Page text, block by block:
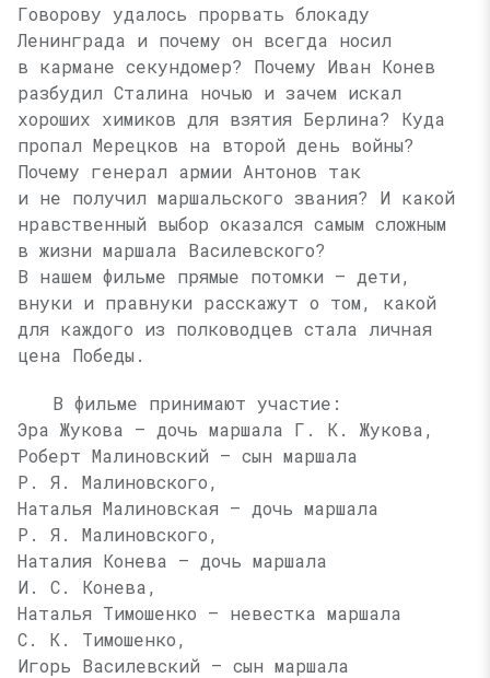
Говорову удалось прорвать блокаду
Ленинграда и почему он всегда носил
в кармане секундомер? Почему Иван Конев
разбудил Сталина ночью и зачем искал
хороших химиков для взятия Берлина? Куда
пропал Мерецков на второй день войны?
Почему генерал армии Антонов так
и не получил маршальского звания? И какой
нравственный выбор оказался самым сложным
в жизни маршала Василевского?
В нашем фильме прямые потомки — дети,
внуки и правнуки расскажут о том, какой
для каждого из полководцев стала личная
цена Победы.
В фильме принимают участие:
Эра Жукова — дочь маршала Г. К. Жукова,
Роберт Малиновский — сын маршала
Р. Я. Малиновского,
Наталья Малиновская — дочь маршала
Р. Я. Малиновского,
Наталия Конева — дочь маршала
И. С. Конева,
Наталья Тимошенко — невестка маршала
С. К. Тимошенко,
Игорь Василевский — сын маршала